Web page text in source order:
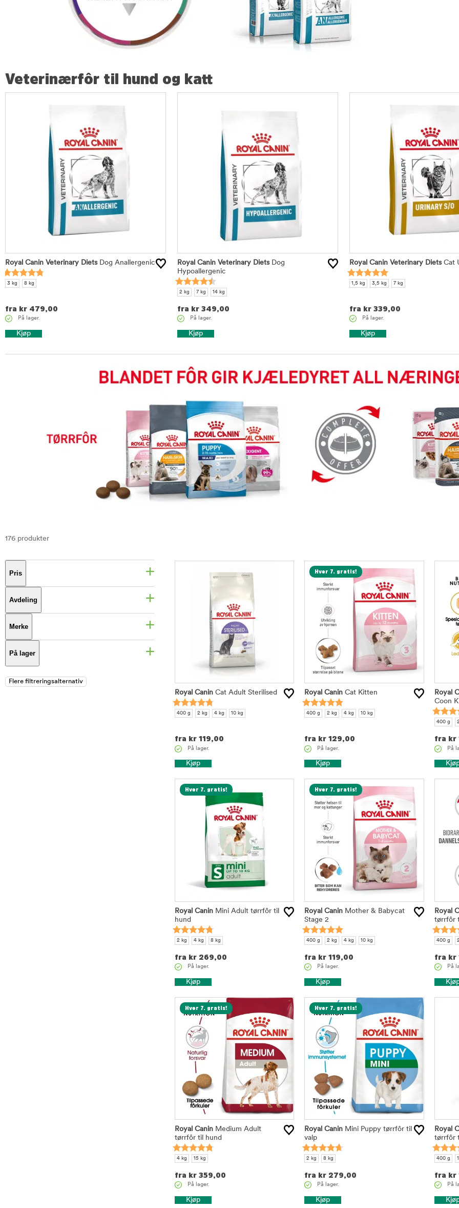
Veterinærfôr til hund og katt
Royal Canin Veterinary DietsDog Anallergenic
3 kg 8 kg
fra kr 479,00
På lager.
Kjøp
Royal Canin Veterinary DietsDog
Hypoallergenic
2 kg 7 kg 14 kg
fra kr 349,00
På lager.
Kjøp
Royal Canin Veterinary DietsCat
1,5 kg 3,5 kg 7 kg
fra kr 339,00
På lager.
Kjøp
176 produkter
Pris
Avdeling
Merke
På lager
Royal Canin Cat Adult Sterilised
400 g 2 kg 4 kg 10 kg
fra kr 119,00
På lager.
Kjøp
Hver 7. gratis!
Royal Canin Cat Kitten
400 g 2 kg 4 kg 10 kg
fra kr129,00
På lager.
Kjøp
Royal
Coon
400 g
fra kr
På
Hver 7. gratis!
Royal Canin Mini Adult tørrfôr til
hund
2 kg 4 kg 8 kg
fra kr 269,00
På lager.
Kjøp
Hver 7. gratis!
Royal Canin Mother & Babycat
Stage 2
400 g 2 kg 4 kg 10 kg
fra kr119,00
På lager.
Kjøp
Royal
tørrfôr
400 g
fra kr
På
Hver 7. gratis!
Royal Canin Medium Adult
tørrfôr til hund
4 kg 15 kg
fra kr 359,00
På lager.
Kjøp
Hver 7. gratis!
Royal Canin Mini Puppy tørrfôr til
valp
2 kg 8 kg
fra kr 279,00
På lager.
Kjøp
Royal
tørrfôr
400 g
fra kr
På